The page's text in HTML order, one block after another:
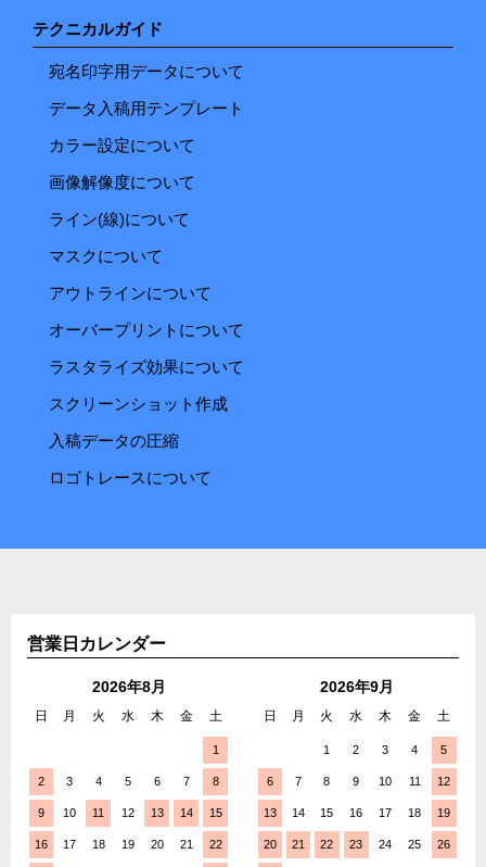
テクニカルガイド
宛名印字用データについて
データ入稿用テンプレート
カラー設定について
画像解像度について
ライン(線)について
マスクについて
アウトラインについて
オーバープリントについて
ラスタライズ効果について
スクリーンショット作成
入稿データの圧縮
ロゴトレースについて
営業日カレンダー
2026年8月
日 月 火 水 木 金 土
1
2 3 4 5 6 7 8
9 10 11 12 13 14 15
16 17 18 19 20 21 22
2026年9月
日 月 火 水 木 金 土
1 2 3 4 5
6 7 8 9 10 11 12
13 14 15 16 17 18 19
20 21 22 23 24 25 26